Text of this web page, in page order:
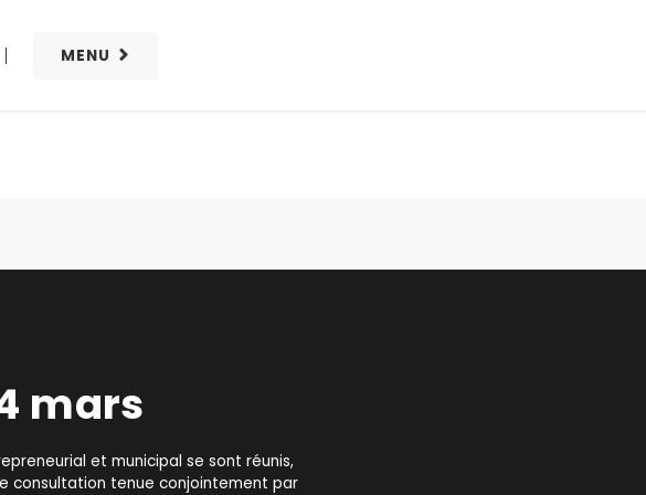
MENU
mars
et municipal se sont réunis,
consultation tenue conjointement par